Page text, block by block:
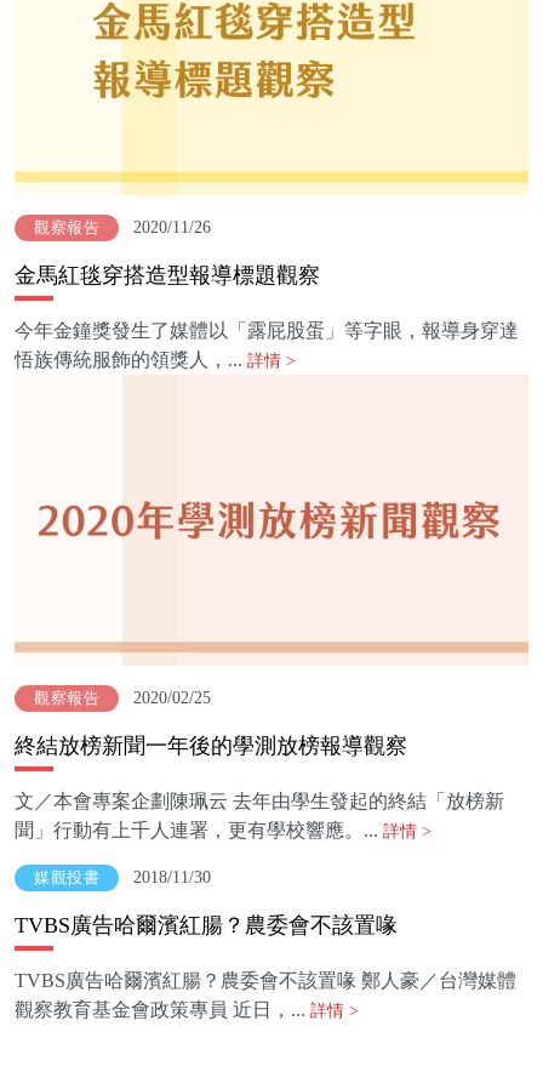
觀察報告 2020/11/26
金馬紅毯穿搭造型報導標題觀察
今年金鐘獎發生了媒體以「露屁股蛋」等字眼，報導身穿達
悟族傳統服飾的領獎人，... 詳情 >
觀察報告 2020/02/25
終結放榜新聞一年後的學測放榜報導觀察
文／本會專案企劃陳珮云 去年由學生發起的終結「放榜新
聞」行動有上千人連署，更有學校響應。... 詳情 >
媒觀投書 2018/11/30
TVBS廣告哈爾濱紅腸？農委會不該置喙
TVBS廣告哈爾濱紅腸？農委會不該置喙 鄭人豪／台灣媒體
觀察教育基金會政策專員 近日，... 詳情 >